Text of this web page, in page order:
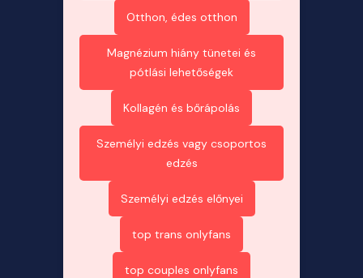
Otthon, édes otthon
Magnézium hiány tünetei és
pótlási lehetőségek
Kollagén és bőrápolás
Személyi edzés vagy csoportos
edzés
Személyi edzés előnyei
top trans onlyfans
top couples onlyfans